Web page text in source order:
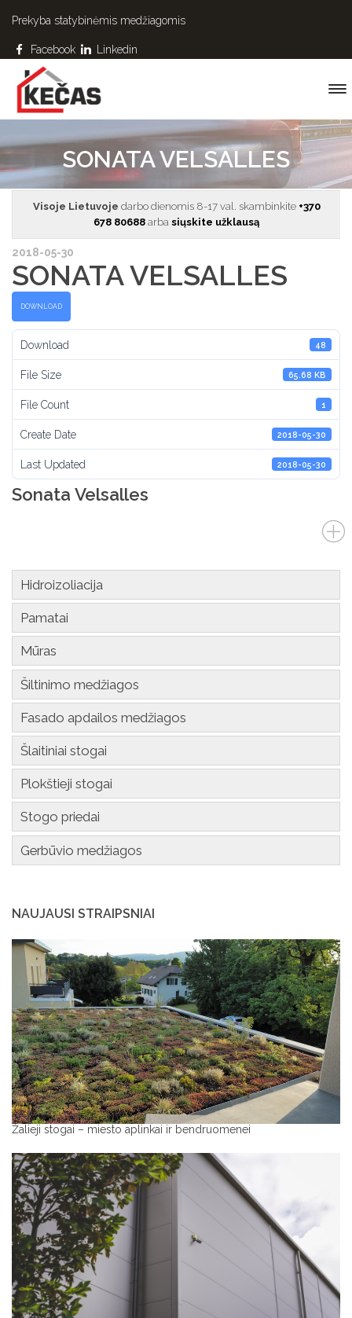
Prekyba statybinėmis medžiagomis
Facebook Linkedin
SONATA VELSALLES
Visoje Lietuvoje darbo dienomis 8-17 val. skambinkite +370
678 80688 arba siųskite užklausą
2018-05-30
SONATA VELSALLES
DOWNLOAD
Download 48
File Size 65.68 KB
File Count 1
Create Date 2018-05-30
Last Updated 2018-05-30
Sonata Velsalles
Hidroizoliacija
Pamatai
Mūras
Šiltinimo medžiagos
Fasado apdailos medžiagos
Šlaitiniai stogai
Plokštieji stogai
Stogo priedai
Gerbūvio medžiagos
NAUJAUSI STRAIPSNIAI
Žalieji stogai – miesto aplinkai ir bendruomenei